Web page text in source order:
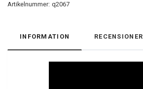
Artikelnummer: q2067
INFORMATION RECENSIONER